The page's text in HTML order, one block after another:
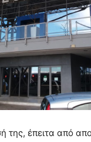
της, έπειτα από